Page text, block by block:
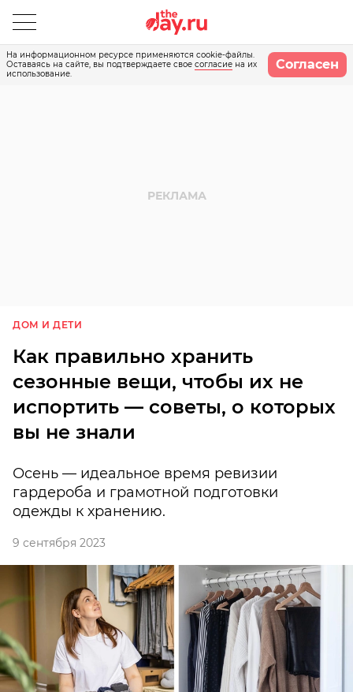
На информационном ресурсе применяются cookie-файлы.
Оставаясь на сайте, вы подтверждаете свое согласие на их
использование.
Согласен
ДОМ И ДЕТИ
Как правильно хранить
сезонные вещи, чтобы их не
испортить — советы, о которых
вы не знали
Осень — идеальное время ревизии
гардероба и грамотной подготовки
одежды к хранению.
9 сентября 2023